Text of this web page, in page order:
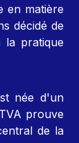
en matière
décidé de
la pratique
née d'un
prouve
de la